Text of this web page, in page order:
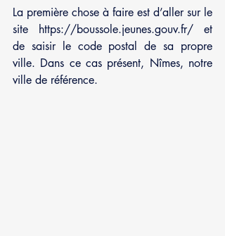
La première chose à faire est d’aller sur le
site https://boussole.jeunes.gouv.fr/ et
de saisir le code postal de sa propre
ville. Dans ce cas présent, Nîmes, notre
ville de référence.